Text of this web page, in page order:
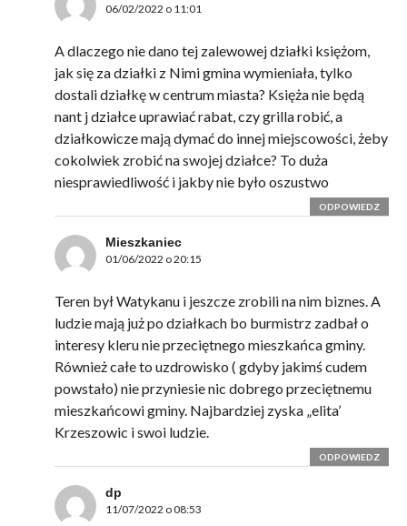
06/02/2022 o 11:01
A dlaczego nie dano tej zalewowej działki księżom,
jak się za działki z Nimi gmina wymieniała, tylko
dostali działkę w centrum miasta? Księża nie będą
nant j działce uprawiać rabat, czy grilla robić, a
działkowicze mają dymać do innej miejscowości, żeby
cokolwiek zrobić na swojej działce? To duża
niesprawiedliwość i jakby nie było oszustwo
ODPOWIEDZ
Mieszkaniec
01/06/2022 o 20:15
Teren był Watykanu i jeszcze zrobili na nim biznes. A
ludzie mają już po działkach bo burmistrz zadbał o
interesy kleru nie przeciętnego mieszkańca gminy.
Również całe to uzdrowisko ( gdyby jakimś cudem
powstało) nie przyniesie nic dobrego przeciętnemu
mieszkańcowi gminy. Najbardziej zyska „elita’
Krzeszowic i swoi ludzie.
ODPOWIEDZ
dp
11/07/2022 o 08:53